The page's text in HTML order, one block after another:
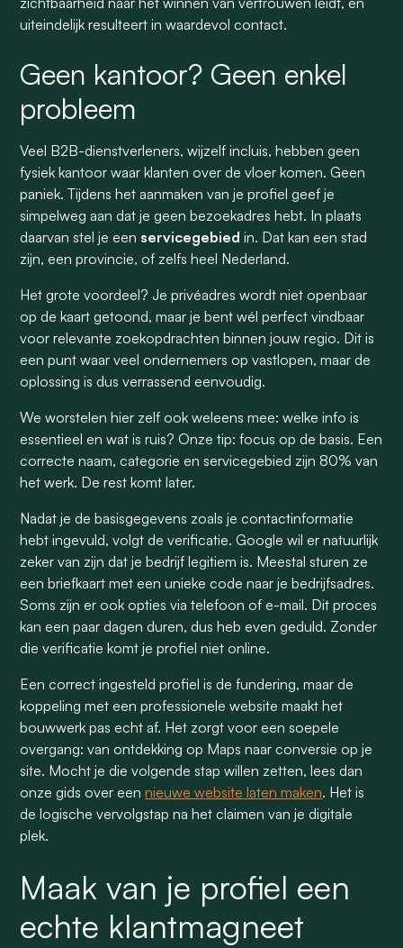
uiteindelijk resulteert in waardevol contact.
Geen kantoor? Geen enkel
probleem
Veel B2B-dienstverleners, wijzelf incluis, hebben geen
fysiek kantoor waar klanten over de vloer komen. Geen
paniek. Tijdens het aanmaken van je profiel geef je
simpelweg aan dat je geen bezoekadres hebt. In plaats
daarvan stel je een servicegebied in. Dat kan een stad
zijn, een provincie, of zelfs heel Nederland.
Het grote voordeel? Je privéadres wordt niet openbaar
op de kaart getoond, maar je bent wél perfect vindbaar
voor relevante zoekopdrachten binnen jouw regio. Dit is
een punt waar veel ondernemers op vastlopen, maar de
oplossing is dus verrassend eenvoudig.
We worstelen hier zelf ook weleens mee: welke info is
essentieel en wat is ruis? Onze tip: focus op de basis. Een
correcte naam, categorie en servicegebied zijn 80% van
het werk. De rest komt later.
Nadat je de basisgegevens zoals je contactinformatie
hebt ingevuld, volgt de verificatie. Google wil er natuurlijk
zeker van zijn dat je bedrijf legitiem is. Meestal sturen ze
een briefkaart met een unieke code naar je bedrijfsadres.
Soms zijn er ook opties via telefoon of e-mail. Dit proces
kan een paar dagen duren, dus heb even geduld. Zonder
die verificatie komt je profiel niet online.
Een correct ingesteld profiel is de fundering, maar de
koppeling met een professionele website maakt het
bouwwerk pas echt af. Het zorgt voor een soepele
overgang: van ontdekking op Maps naar conversie op je
site. Mocht je die volgende stap willen zetten, lees dan
onze gids over eennieuwe website laten maken. Het is
de logische vervolgstap na het claimen van je digitale
plek.
Maak van je profiel een
echte klantmagneet